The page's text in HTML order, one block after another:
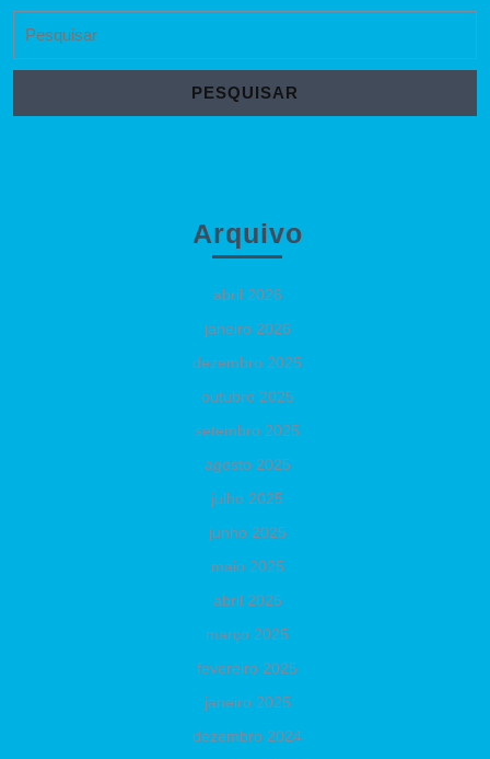
for:
Arquivo
abril 2026
janeiro 2026
dezembro 2025
outubro 2025
setembro 2025
agosto 2025
julho 2025
junho 2025
maio 2025
abril 2025
março 2025
fevereiro 2025
janeiro 2025
dezembro 2024